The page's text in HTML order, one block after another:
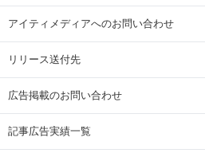
アイティメディアへのお問い合わせ
リリース送付先
広告掲載のお問い合わせ
記事広告実績一覧